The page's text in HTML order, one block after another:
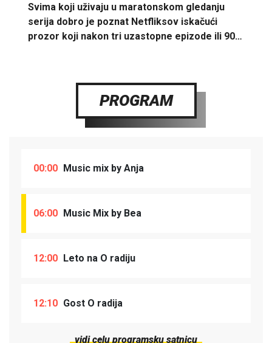
Svima koji uživaju u maratonskom gledanju
serija dobro je poznat Netfliksov iskačući
prozor koji nakon tri uzastopne epizode ili 90…
PROGRAM
00:00 Music mix by Anja
06:00 Music Mix by Bea
12:00 Leto na O radiju
12:10 Gost O radija
vidi celu programsku satnicu